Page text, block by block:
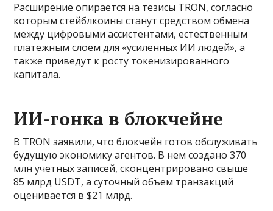
Расширение опирается на тезисы TRON, согласно
которым стейблкоины станут средством обмена
между цифровыми ассистентами, естественным
платежным слоем для «усиленных ИИ людей», а
также приведут к росту токенизированного
капитала.
ИИ-гонка в блокчейне
В TRON заявили, что блокчейн готов обслуживать
будущую экономику агентов. В нем создано 370
млн учетных записей, сконцентрировано свыше
85 млрд USDT, а суточный объем транзакций
оценивается в $21 млрд.